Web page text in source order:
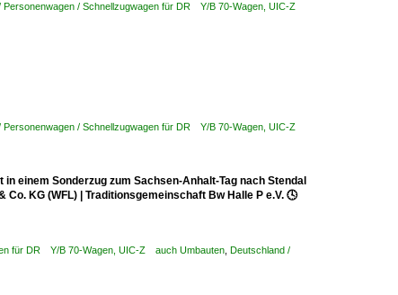
Personenwagen / Schnellzugwagen für DR Y/B 70-Wagen, UIC-Z
Personenwagen / Schnellzugwagen für DR Y/B 70-Wagen, UIC-Z
einem Sonderzug zum Sachsen-Anhalt-Tag nach Stendal
KG (WFL) | Traditionsgemeinschaft Bw Halle P e.V. 🕓
für DR Y/B 70-Wagen, UIC-Z auch Umbauten Deutschland /